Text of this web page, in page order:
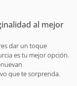
al mejor
dar un toque
es tu mejor opción.
que te sorprenda.